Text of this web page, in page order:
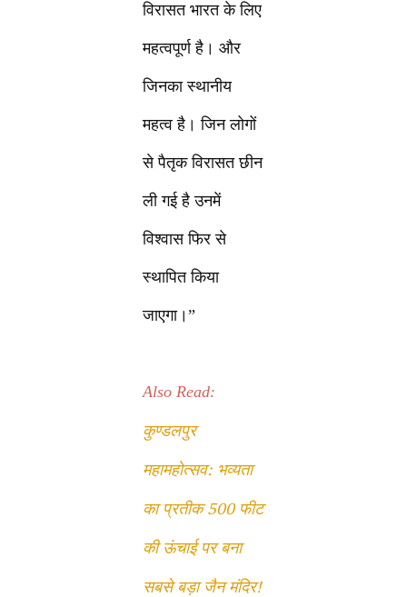
विरासत भारत के लिए
महत्वपूर्ण है। और
जिनका स्थानीय
महत्व है। जिन लोगों
से पैतृक विरासत छीन
ली गई है उनमें
विश्वास फिर से
स्थापित किया
जाएगा।”
Also Read:
कुण्डलपुर
महामहोत्सव: भव्यता
का प्रतीक 500 फीट
की ऊंचाई पर बना
सबसे बड़ा जैन मंदिर!